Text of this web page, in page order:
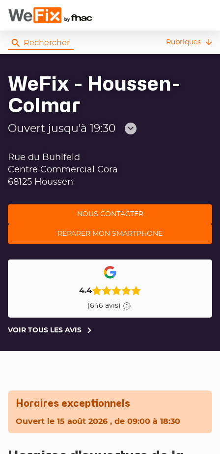
Rechercher Rubriques
WeFix - Houssen-
Colmar
Ouvert jusqu'à 19:30
Consulter
Rue du Buhlfeld
Centre Commercial Cora
68125 Houssen
NOUS CONTACTER
RÉPARER MON SMARTPHONE
4.4
(646 avis)
VOIR TOUS LES AVIS
VOIR
Horaires exceptionnels
Ouvert le 15 août 2026 , de 09:00 à 18:30